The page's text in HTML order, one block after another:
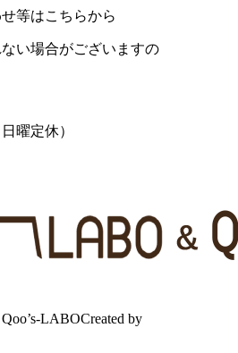
等はこちらから
い場合がございますの
曜定休）
LABOCreated by